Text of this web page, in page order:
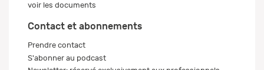
voir les documents
Contact et abonnements
Prendre contact
S'abonner au podcast